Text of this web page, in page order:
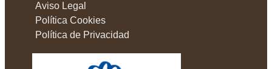
Aviso Legal
Política Cookies
Política de Privacidad